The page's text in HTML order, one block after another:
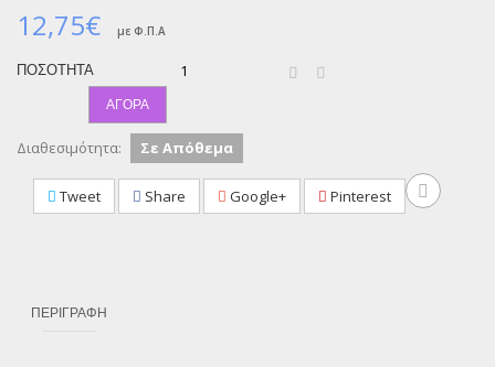
12,75€ με Φ.Π.Α
ΠΟΣΌΤΗΤΑ
ΑΓΟΡΆ
Διαθεσιμότητα: Σε Απόθεμα
Tweet Share Google+ Pinterest
ΠΕΡΙΓΡΑΦΉ